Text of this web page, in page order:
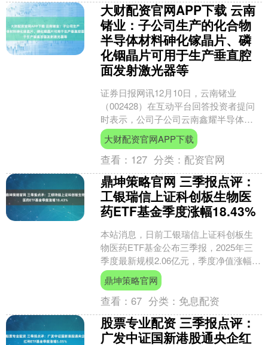
大财配资官网APP下载 云南
锗业：子公司生产的化合物
半导体材料砷化镓晶片、磷
化铟晶片可用于生产垂直腔
面发射激光器等
证券日报网讯12月10日，云南锗业
（002428）在互动平台回答投资者提问
时表示，公司子公司云南鑫耀半导体材
料有限公司生产的化合物半导体材料砷
化镓晶片(衬底)、....
大财配资官网APP下载
查看： 127 分类： 配资官网
鼎坤策略官网 三季报点评：
工银瑞信上证科创板生物医
药ETF基金季度涨幅18.43%
本站消息，日前工银瑞信上证科创板生
物医药ETF基金公布三季报，2025年三
季度最新规模2.06亿元，季度净值涨幅为
18.43%。 从业绩表现来看，工银瑞信上
证科....
鼎坤策略官网
查看：67 分类： 免息配资
股票专业配资 三季报点评：
广发中证国新港股通央企红